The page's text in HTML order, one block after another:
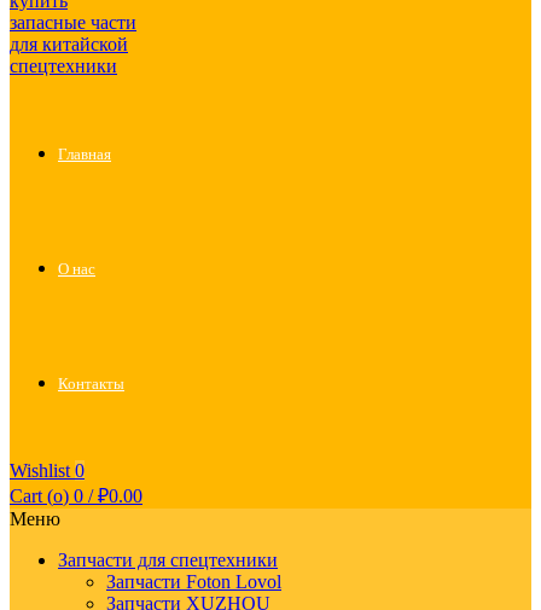
Главная
О нас
Контакты
Wishlist 0
Cart (o) 0 / ₽0.00
Меню
Запчасти для спецтехники
Запчасти Foton Lovol
Запчасти XUZHOU